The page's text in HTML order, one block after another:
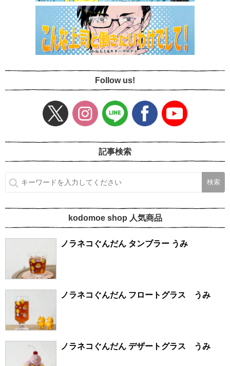
Follow us!
記事検索
kodomoe shop 人気商品
ノラネコぐんだん タンブラー うみ
ノラネコぐんだん フロートグラス うみ
ノラネコぐんだん デザートグラス うみ